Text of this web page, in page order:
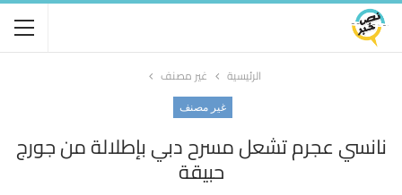
الرئيسية غير مصنف
غير مصنف
نانسي عجرم تشعل مسرح دبي بإطلالة من جورج
حبيقة